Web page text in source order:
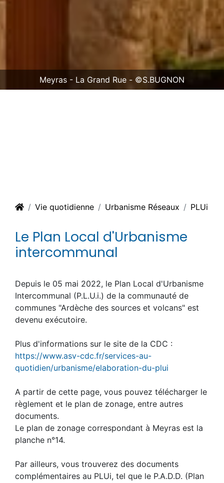
Vie quotidienne Urbanisme Réseaux PLUi
Le Plan Local d'Urbanisme
intercommunal
Depuis le 05 mai 2022, le Plan Local d'Urbanisme
Intercommunal (P.L.U.i.) de la communauté de
communes "Ardèche des sources et volcans" est
devenu exécutoire.
Plus d'informations sur le site de la CDC :
https://www.asv-cdc.fr/services-au-
quotidien/urbanisme/elaboration-du-plui
A partir de cette page, vous pouvez télécharger le
règlement et le plan de zonage, entre autres
documents.
Le plan de zonage correspondant à Meyras est la
planche n°14.
Par ailleurs, vous trouverez des documents
complémentaires au PLUi, tel que le P.A.D.D. (Plan